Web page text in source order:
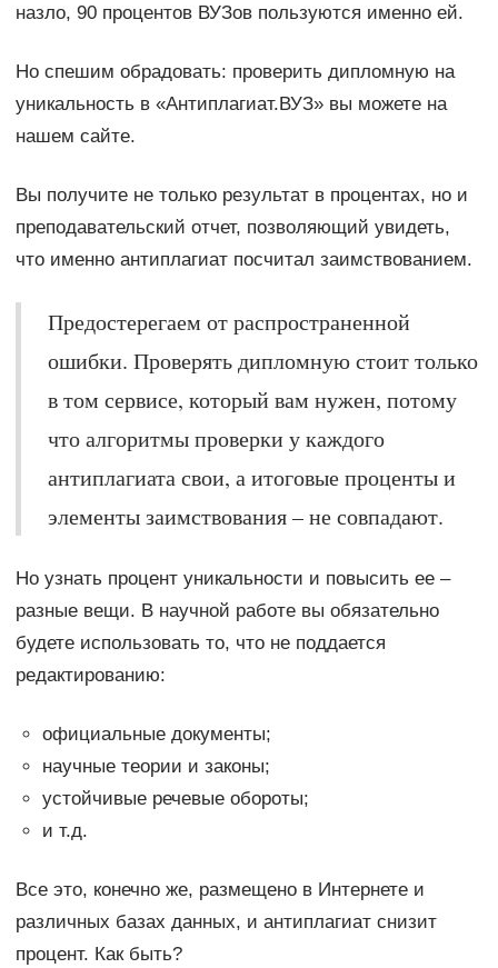
назло, 90 процентов ВУЗов пользуются именно ей.
Но спешим обрадовать: проверить дипломную на
уникальность в «Антиплагиат.ВУЗ» вы можете на
нашем сайте.
Вы получите не только результат в процентах, но и
преподавательский отчет, позволяющий увидеть,
что именно антиплагиат посчитал заимствованием.
Предостерегаем от распространенной
ошибки. Проверять дипломную стоит только
в том сервисе, который вам нужен, потому
что алгоритмы проверки у каждого
антиплагиата свои, а итоговые проценты и
элементы заимствования – не совпадают.
Но узнать процент уникальности и повысить ее –
разные вещи. В научной работе вы обязательно
будете использовать то, что не поддается
редактированию:
официальные документы;
научные теории и законы;
устойчивые речевые обороты;
и т.д.
Все это, конечно же, размещено в Интернете и
различных базах данных, и антиплагиат снизит
процент. Как быть?